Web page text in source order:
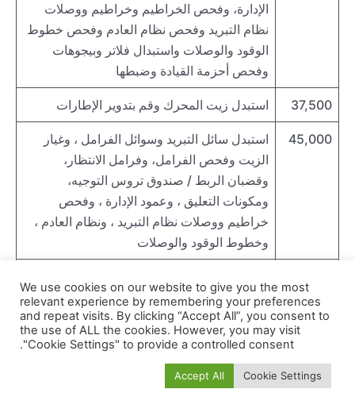
الإدارة، وفحص الخراطيم وخراطيم ووصلات
نظام التبريد وفحص نظام العادم وفحص خطوط
الوقود والوصلات واستبدال فلاتر وبيجوهات
وفحص أحزمة القيادة وضبطها
37,500 استبدل زيت المحرك وقم بتدوير الإطارات
45,000
استبدل سائل التبريد وسوائل الفرامل ، وغيار
الزيت وفحص الفرامل، وفرامل الانتظار،
وقضبان الربط / صندوق تروس التوجيه،
ومكونات التعليق ، وعمود الإدارة ، وفحص
خراطيم ووصلات نظام التبريد ، ونظام العادم ،
وخطوط الوقود والوصلات
60,000
فحص دوري وغيار زيت، وفحص الفرامل وفحص
علبة التروس والتوجيه، فحص خراطيم ووصلات
نظام التبريد ، فحص نظام العادم ، وخطوط
الوقود والوصلات ، وتغيير فلاتر الهواء،
والبيجوهات، فحص أحزمة القيادة وضبطها
We use cookies on our website to give you the most
relevant experience by remembering your preferences
and repeat visits. By clicking “Accept All”, you consent to
the use of ALL the cookies. However, you may visit
"Cookie Settings" to provide a controlled consent.
Cookie Settings
Accept All